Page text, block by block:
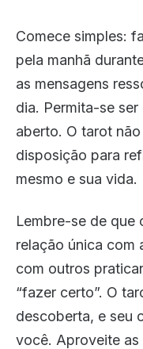
Comece simples:
pela manhã
as mensagens
dia. Permita-se
aberto. O tarot
disposição para
mesmo e sua vida.
Lembre-se de que
relação única com
com outros
“fazer certo”. O
descoberta, e seu
você. Aproveite as